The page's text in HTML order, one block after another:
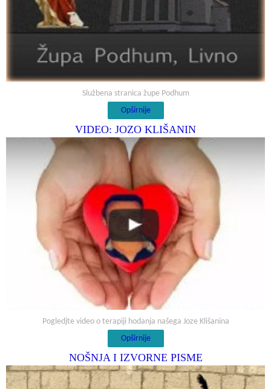
Službena stranica župe Podhum
Opširnije
VIDEO: JOZO KLIŠANIN
Pogledjte video o terapiji hodanja našega Joze Klišanina
Opširnije
NOŠNJA I IZVORNE PISME